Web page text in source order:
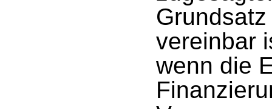
vereinbar
wenn die